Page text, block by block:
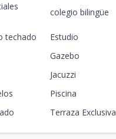
colegio bilingüe
techado
Estudio
Gazebo
Jacuzzi
Piscina
Terraza Exclusiva